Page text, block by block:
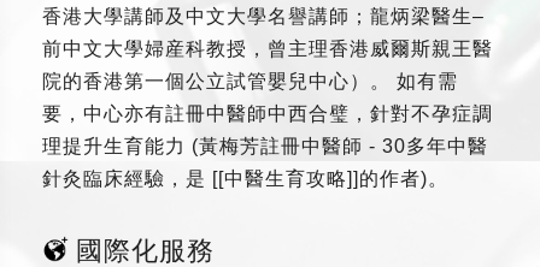
香港大學講師及中文大學名譽講師；龍炳梁醫生–
前中文大學婦産科教授，曾主理香港威爾斯親王醫
院的香港第一個公立試管嬰兒中心）。 如有需
要，中心亦有註冊中醫師中西合璧，針對不孕症調
理提升生育能力 (黃梅芳註冊中醫師 - 30多年中醫
針灸臨床經驗，是 [[中醫生育攻略]]的作者)。
國際化服務